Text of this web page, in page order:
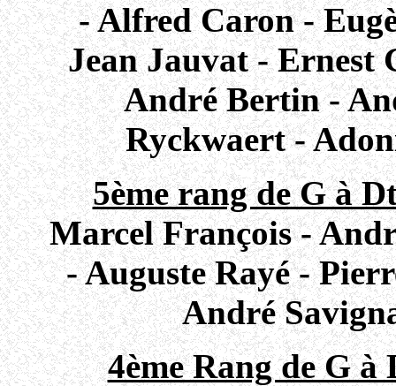
- Alfred Caron -
Jean Jauvat - Ernest
André Bertin -
Ryckwaert -
5ème rang de G à
Marcel François -
- Auguste Rayé -
André
4ème Rang de G à